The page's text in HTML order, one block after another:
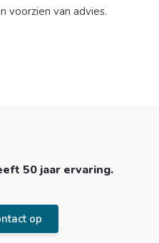
voorzien van advies.
50 jaar ervaring.
op